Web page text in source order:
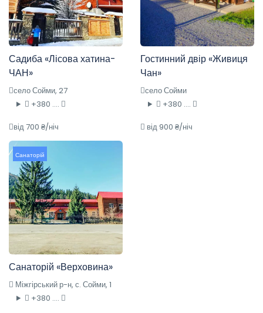
Садиба «Лісова хатина-
ЧАН»
село Сойми, 27
+380 ....
від 700 ₴/ніч
Гостинний двір «Живиця
Чан»
село Сойми
+380 ....
від 900 ₴/ніч
Санаторій
Санаторій «Верховина»
Міжгірський р-н, с. Сойми, 1
+380 ....